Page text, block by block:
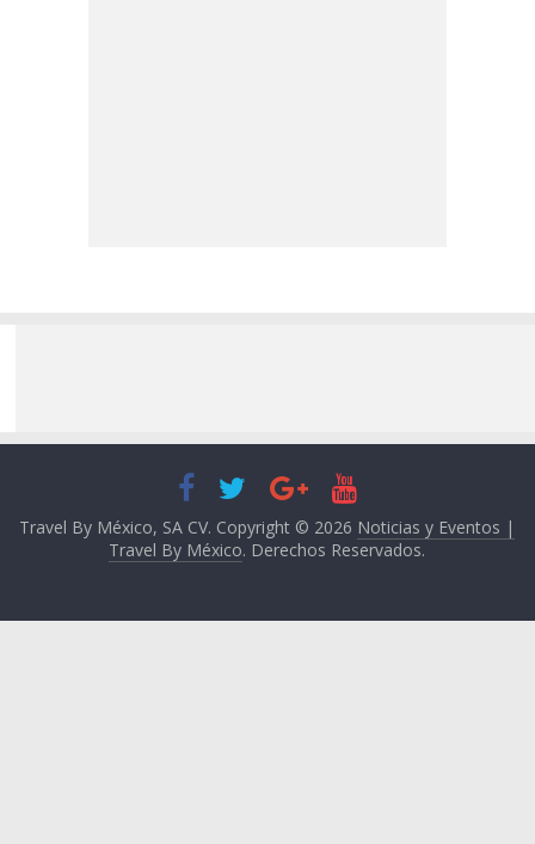
Travel By México, SA CV. Copyright © 2026 Noticias y Eventos |
Travel By México. Derechos Reservados.